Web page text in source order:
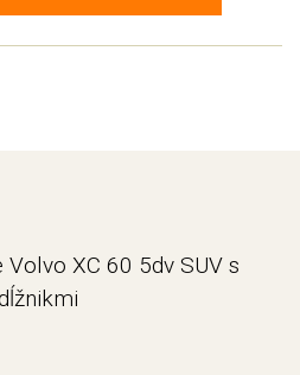
XC 60 5dv SUV s